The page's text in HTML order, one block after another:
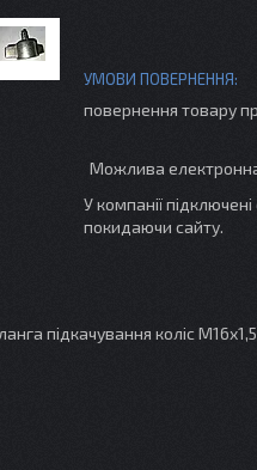
повернення товару
У компанії
покидаючи сайту.
підкачування коліс